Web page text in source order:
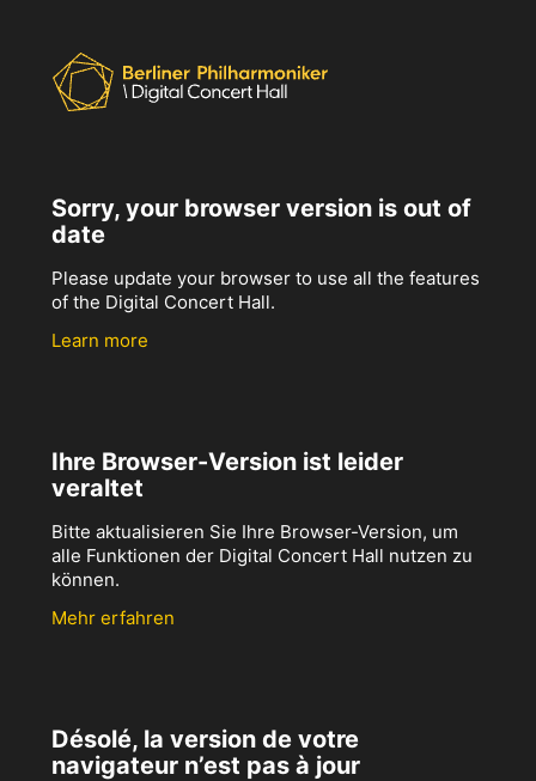
Sorry, your browser version is out of
date
Please update your browser to use all the features
of the Digital Concert Hall.
Learn more
Ihre Browser-Version ist leider
veraltet
Bitte aktualisieren Sie Ihre Browser-Version, um
alle Funktionen der Digital Concert Hall nutzen zu
können.
Mehr erfahren
Désolé, la version de votre
navigateur n’est pas à jour